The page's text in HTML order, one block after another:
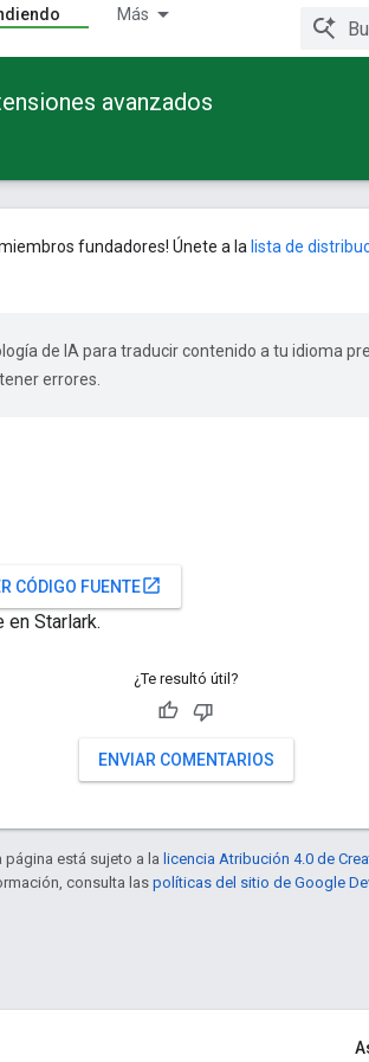
Más
avanzados
fundadores! Únete a la lista de
de IA para traducir contenido a tu idioma
errores.
CÓDIGO FUENTEopen_in_new
Starlark.
¿Te resultó útil?
ENVIAR COMENTARIOS
está sujeto a la licencia Atribución 4.0 de
consulta laspolíticas del sitio de Google